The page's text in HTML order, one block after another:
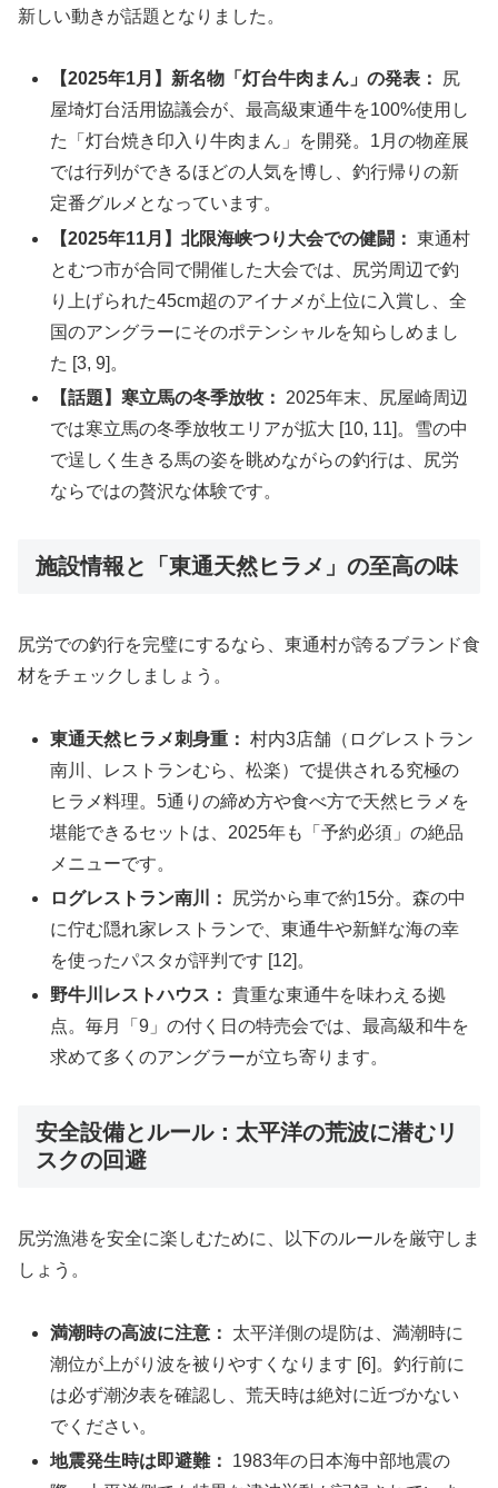
新しい動きが話題となりました。
【2025年1月】新名物「灯台牛肉まん」の発表：
尻
屋埼灯台活用協議会が、最高級東通牛を100%使用し
た「灯台焼き印入り牛肉まん」を開発。1月の物産展
では行列ができるほどの人気を博し、釣行帰りの新
定番グルメとなっています。
【2025年11月】北限海峡つり大会での健闘： 東通村
とむつ市が合同で開催した大会では、尻労周辺で釣
り上げられた45cm超のアイナメが上位に入賞し、全
国のアングラーにそのポテンシャルを知らしめまし
た [3, 9]。
【話題】寒立馬の冬季放牧：
2025年末、尻屋崎周辺
では寒立馬の冬季放牧エリアが拡大 [10, 11]。雪の中
で逞しく生きる馬の姿を眺めながらの釣行は、尻労
ならではの贅沢な体験です。
施設情報と「東通天然ヒラメ」の至高の味
尻労での釣行を完璧にするなら、東通村が誇るブランド食
材をチェックしましょう。
東通天然ヒラメ刺身重： 村内3店舗（ログレストラン
南川、レストランむら、松楽）で提供される究極の
ヒラメ料理。5通りの締め方や食べ方で天然ヒラメを
堪能できるセットは、2025年も「予約必須」の絶品
メニューです。
ログレストラン南川：
尻労から車で約15分。森の中
に佇む隠れ家レストランで、東通牛や新鮮な海の幸
を使ったパスタが評判です [12]。
野牛川レストハウス： 貴重な東通牛を味わえる拠
点。毎月「9」の付く日の特売会では、最高級和牛を
求めて多くのアングラーが立ち寄ります。
安全設備とルール：太平洋の荒波に潜むリ
スクの回避
尻労漁港を安全に楽しむために、以下のルールを厳守しま
しょう。
満潮時の高波に注意：
太平洋側の堤防は、満潮時に
潮位が上がり波を被りやすくなります [6]。釣行前に
は必ず潮汐表を確認し、荒天時は絶対に近づかない
でください。
地震発生時は即避難：
1983年の日本海中部地震の